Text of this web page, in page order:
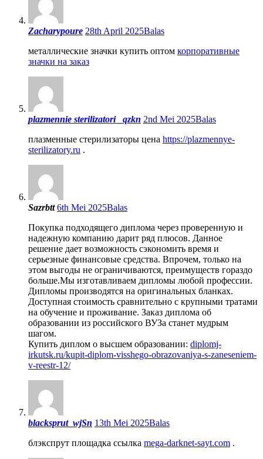
Zacharypoure 28th April 2025Balas
металлические значки купить оптом корпоративные
значки на заказ
plazmennie sterilizatori _qzkn 2nd Mei 2025Balas
плазменные стерилизаторы цена https://plazmennye-
sterilizatory.ru .
Sazrbtt 6th Mei 2025Balas
Покупка подходящего диплома через проверенную и
надежную компанию дарит ряд плюсов. Данное
решение дает возможность сэкономить время и
серьезные финансовые средства. Впрочем, только на
этом выгоды не ограничиваются, преимуществ гораздо
больше.Мы изготавливаем дипломы любой профессии.
Дипломы производятся на оригинальных бланках.
Доступная стоимость сравнительно с крупными тратами
на обучение и проживание. Заказ диплома об
образовании из российского ВУЗа станет мудрым
шагом.
Купить диплом о высшем образовании: diplomj-
irkutsk.ru/kupit-diplom-visshego-obrazovaniya-s-zaneseniem-
v-reestr-12/
blacksprut_wjSn 13th Mei 2025Balas
блэкспрут площадка ссылка mega-darknet-sayt.com .